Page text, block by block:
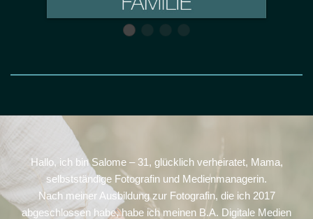
Hallo, ich bin Salome – 31, glücklich verheiratet, Mama,
selbstständige Fotografin und Medienmanagerin.
Nach meiner Ausbildung zur Fotografin, die ich 2017
abgeschlossen habe, habe ich meinen B.A. Digitale Medien